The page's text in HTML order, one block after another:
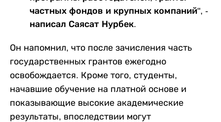
частных фондов и крупных компаний", -
написал Саясат Нурбек.
Он напомнил, что после зачисления часть
государственных грантов ежегодно
освобождается. Кроме того, студенты,
начавшие обучение на платной основе и
показывающие высокие академические
результаты, впоследствии могут